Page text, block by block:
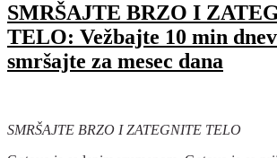
SMRŠAJTE BRZO I
TELO: Vežbajte 10 min
smršajte za mesec dana
SMRŠAJTE BRZO I ZATEGNITE TELO